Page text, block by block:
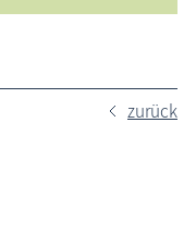
zurück